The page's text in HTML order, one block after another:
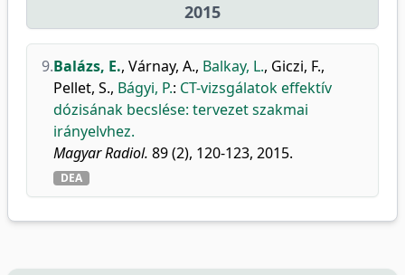
2015
9.Balázs, E., Várnay, A., Balkay, L., Giczi, F.,
Pellet, S., Bágyi, P.: CT-vizsgálatok effektív
dózisának becslése: tervezet szakmai
irányelvhez.
Magyar Radiol. 89 (2), 120-123, 2015.
DEA